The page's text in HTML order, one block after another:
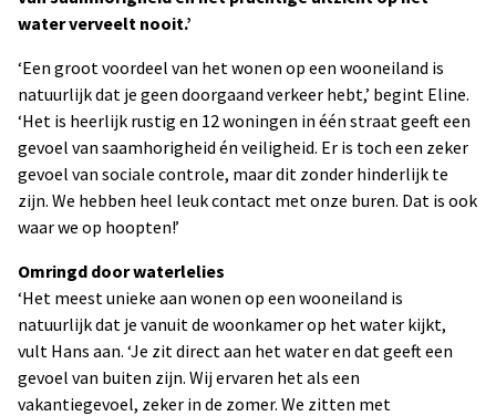
water verveelt nooit.’
‘Een groot voordeel van het wonen op een wooneiland is
natuurlijk dat je geen doorgaand verkeer hebt,’ begint Eline.
‘Het is heerlijk rustig en 12 woningen in één straat geeft een
gevoel van saamhorigheid én veiligheid. Er is toch een zeker
gevoel van sociale controle, maar dit zonder hinderlijk te
zijn. We hebben heel leuk contact met onze buren. Dat is ook
waar we op hoopten!’
Omringd door waterlelies
‘Het meest unieke aan wonen op een wooneiland is
natuurlijk dat je vanuit de woonkamer op het water kijkt,
vult Hans aan. ‘Je zit direct aan het water en dat geeft een
gevoel van buiten zijn. Wij ervaren het als een
vakantiegevoel, zeker in de zomer. We zitten met